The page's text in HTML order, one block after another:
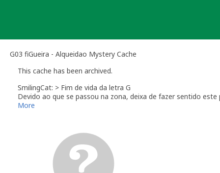
G03 fiGueira - Alqueidao Mystery Cache
This cache has been archived.
SmilingCat: > Fim de vida da letra G
Devido ao que se passou na zona, deixa de fazer sentido
Obrigada a todos os que visitaram este projecto FIGUEIRA
More